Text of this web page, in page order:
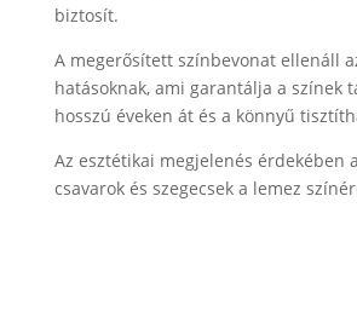
biztosít.
A megerősített színbevonat ellenáll
hatásoknak, ami garantálja a színek
hosszú éveken át és a könnyű
Az esztétikai megjelenés érdekében
csavarok és szegecsek a lemez